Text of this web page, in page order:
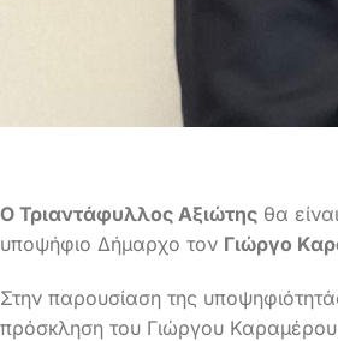
Ο Τριαντάφυλλος Αξιώτης θα
υποψήφιο Δήμαρχο τον Γιώργο
Στην παρουσίαση της
πρόσκληση του Γιώργου